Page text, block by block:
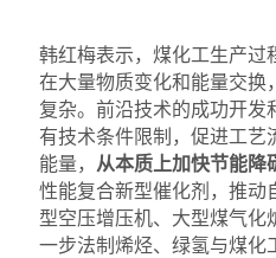
韩红梅表示，煤化工生产过
在大量物质变化和能量交换
复杂。前沿技术的成功开发
有技术条件限制，促进工艺
能量， 从本质上加快节能降
性能复合新型催化剂，推动
型空压增压机、大型煤气化
一步法制烯烃、绿氢与煤化